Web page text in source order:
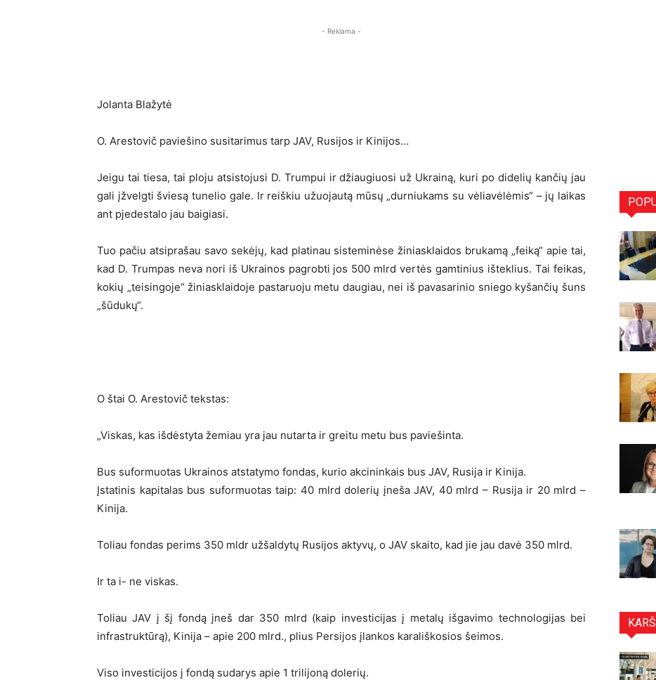
- Reklama -
Jolanta Blažytė
O. Arestovič paviešino susitarimus tarp JAV, Rusijos ir Kinijos…
Jeigu tai tiesa, tai ploju atsistojusi D. Trumpui ir džiaugiuosi už Ukrainą, kuri po didelių kančių jau
gali įžvelgti šviesą tunelio gale. Ir reiškiu užuojautą mūsų „durniukams su vėliavėlėmis“ – jų laikas
ant pjedestalo jau baigiasi.
Tuo pačiu atsiprašau savo sekėjų, kad platinau sisteminėse žiniasklaidos brukamą „feiką“ apie tai,
kad D. Trumpas neva nori iš Ukrainos pagrobti jos 500 mlrd vertės gamtinius išteklius. Tai feikas,
kokių „teisingoje“ žiniasklaidoje pastaruoju metu daugiau, nei iš pavasarinio sniego kyšančių šuns
„šūdukų“.
O štai O. Arestovič tekstas:
„Viskas, kas išdėstyta žemiau yra jau nutarta ir greitu metu bus paviešinta.
Bus suformuotas Ukrainos atstatymo fondas, kurio akcininkais bus JAV, Rusija ir Kinija.
Įstatinis kapitalas bus suformuotas taip: 40 mlrd dolerių įneša JAV, 40 mlrd – Rusija ir 20 mlrd –
Kinija.
Toliau fondas perims 350 mldr užšaldytų Rusijos aktyvų, o JAV skaito, kad jie jau davė 350 mlrd.
Ir ta i- ne viskas.
Toliau JAV į šį fondą įneš dar 350 mlrd (kaip investicijas į metalų išgavimo technologijas bei
infrastruktūrą), Kinija – apie 200 mlrd., plius Persijos įlankos karališkosios šeimos.
Viso investicijos į fondą sudarys apie 1 trilijoną dolerių.